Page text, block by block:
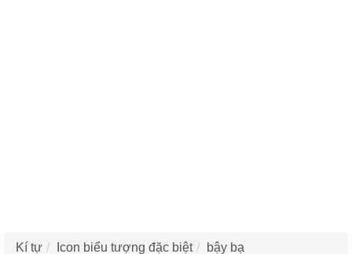
Kí tự Icon biểu tượng đặc biệt bậy bạ